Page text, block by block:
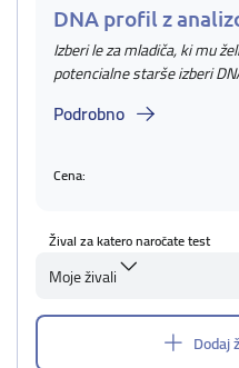
DNA profil z
Izberi le za mladiča, ki mu
potencialne starše izberi
Podrobno
Cena:
Žival za katero naročate test
Moje živali
Dodaj